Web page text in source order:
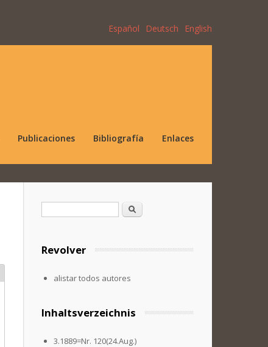
Español Deutsch English
Publicaciones Bibliografía Enlaces
Formulario de búsqueda
Buscar
Revolver
alistar todos autores
Inhaltsverzeichnis
3.1889=Nr. 120(24.Aug.)